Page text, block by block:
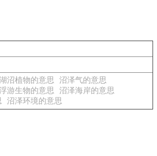
沼植物的意思
沼泽气的意思
游生物的意思
沼泽海岸的意思
沼泽环境的意思